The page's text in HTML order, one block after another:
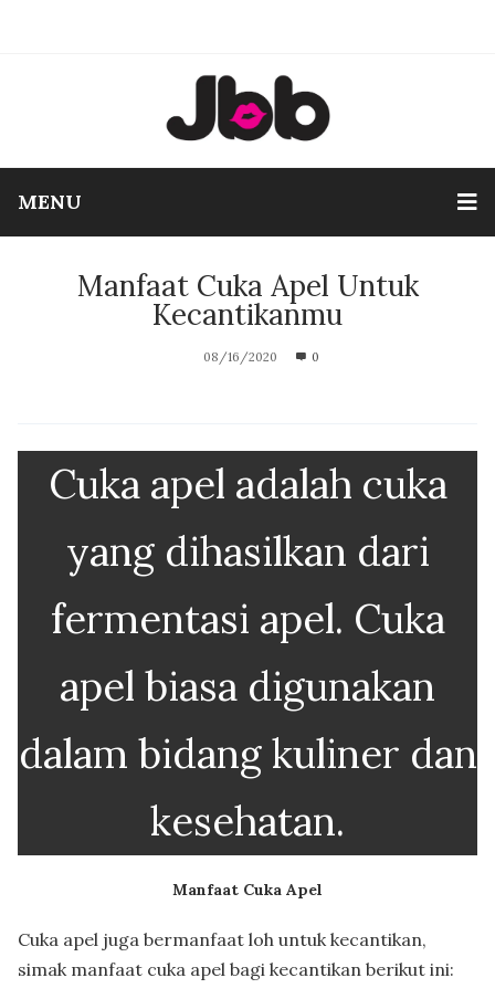
MENU
Manfaat Cuka Apel Untuk
Kecantikanmu
08/16/2020 0
Cuka apel adalah cuka
yang dihasilkan dari
fermentasi apel. Cuka
apel biasa digunakan
dalam bidang kuliner dan
kesehatan.
Manfaat Cuka Apel
Cuka apel juga bermanfaat loh untuk kecantikan,
simak manfaat cuka apel bagi kecantikan berikut ini: